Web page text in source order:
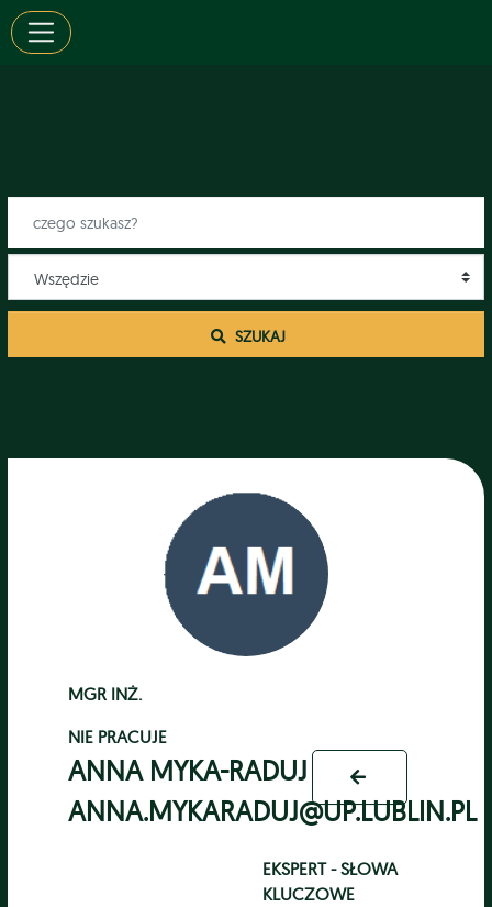
SZUKAJ
MGR INŻ.
NIE PRACUJE
ANNA MYKA-RADUJ
ANNA.MYKARADUJ@UP.LUBLIN.PL
EKSPERT - SŁOWA
KLUCZOWE